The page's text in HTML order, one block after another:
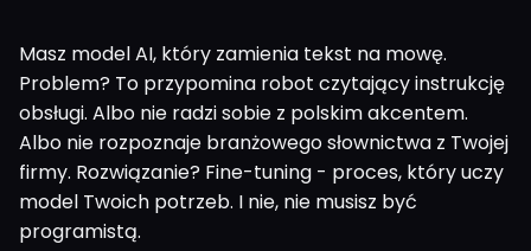
Masz model AI, który zamienia tekst na mowę.
Problem? To przypomina robot czytający instrukcję
obsługi. Albo nie radzi sobie z polskim akcentem.
Albo nie rozpoznaje branżowego słownictwa z Twojej
firmy. Rozwiązanie? Fine-tuning - proces, który uczy
model Twoich potrzeb. I nie, nie musisz być
programistą.